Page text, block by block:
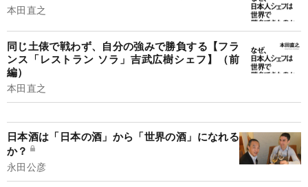
本田直之
同じ土俵で戦わず、自分の強みで勝負する【フラ
ンス「レストラン ソラ」吉武広樹シェフ】（前
編）
本田直之
日本酒は「日本の酒」から「世界の酒」になれる
か？
永田公彦